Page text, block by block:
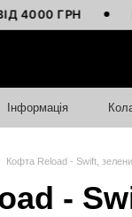
ГРН
Інформація
Кофта Reload - Swift,
-